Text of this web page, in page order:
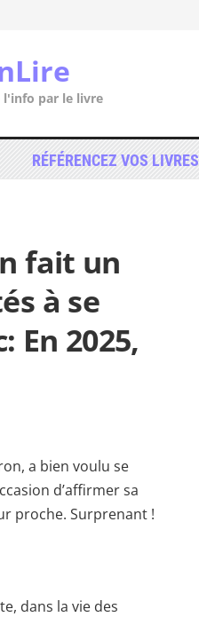
l'info par le livre
RÉFÉRENCEZ VOS LIVRES
fait un
à se
2025,
a bien voulu se
d’affirmer sa
proche. Surprenant !
dans la vie des